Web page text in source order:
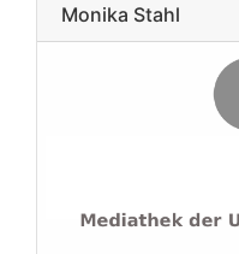
Monika Stahl